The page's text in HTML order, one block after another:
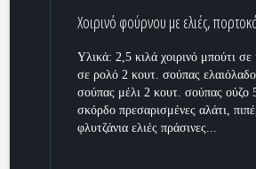
Χοιρινό φούρνου με ελιές,
Υλικά: 2,5 κιλά χοιρινό μπούτι
σε ρολό 2 κουτ. σούπας
σούπας μέλι 2 κουτ. σούπας ούζο
σκόρδο πρεσαρισμένες αλάτι,
φλυτζάνια ελιές πράσινες...